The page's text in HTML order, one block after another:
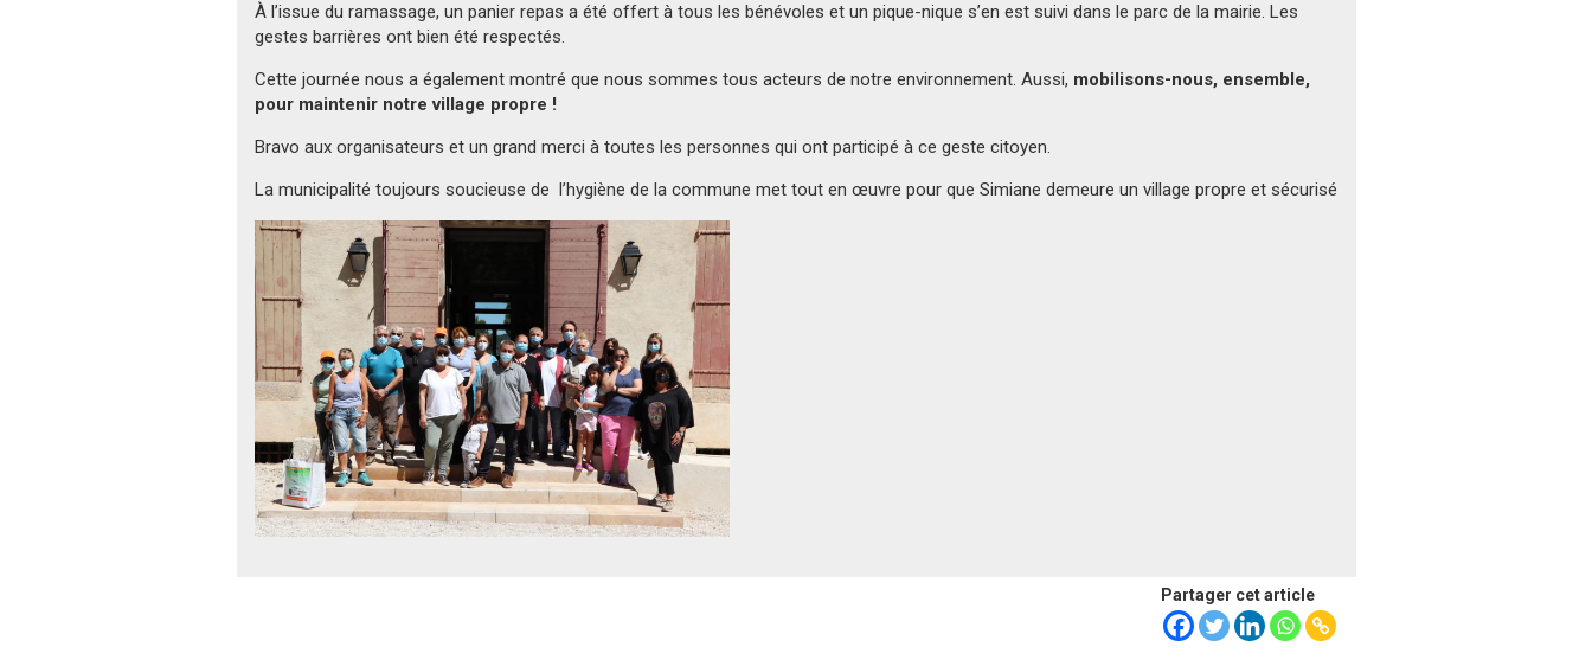
À l’issue du ramassage, un panier repas a été offert à tous les bénévoles et un pique-nique s’en est suivi dans le parc de la mairie. Les
gestes barrières ont bien été respectés.
Cette journée nous a également montré que nous sommes tous acteurs de notre environnement. Aussi, mobilisons-nous, ensemble,
pour maintenir notre village propre !
Bravo aux organisateurs et un grand merci à toutes les personnes qui ont participé à ce geste citoyen.
La municipalité toujours soucieuse de l’hygiène de la commune met tout en œuvre pour que Simiane demeure un village propre et sécurisé
Partager cet article